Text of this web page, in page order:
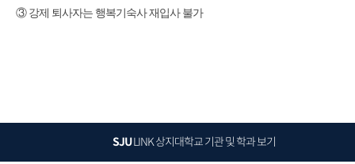
③ 강제 퇴사자는 행복기숙사 재입사 불가
SJULINK상지대학교 기관 및 학과 보기